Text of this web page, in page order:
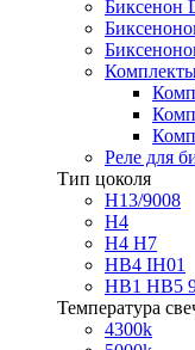
Биксенон
Реле для
Тип цоколя
H13/9008
H4
H4 H7
HB4 IH01
HB1 HB5
Температура
4300k